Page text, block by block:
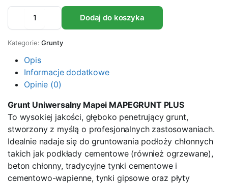
uniwersalny
MAPEI
MAPEGRUNT
PLUS
10
Iitrów
ilość
Dodaj do koszyka
Kategorie: Grunty
Opis
Informacje dodatkowe
Opinie (0)
Grunt Uniwersalny Mapei MAPEGRUNT PLUS
To wysokiej jakości, głęboko penetrujący grunt,
stworzony z myślą o profesjonalnych zastosowaniach.
Idealnie nadaje się do gruntowania podłoży chłonnych
takich jak podkłady cementowe (również ogrzewane),
beton chłonny, tradycyjne tynki cementowe i
cementowo-wapienne, tynki gipsowe oraz płyty